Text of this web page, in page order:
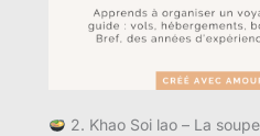
2. Khao Soi lao – La